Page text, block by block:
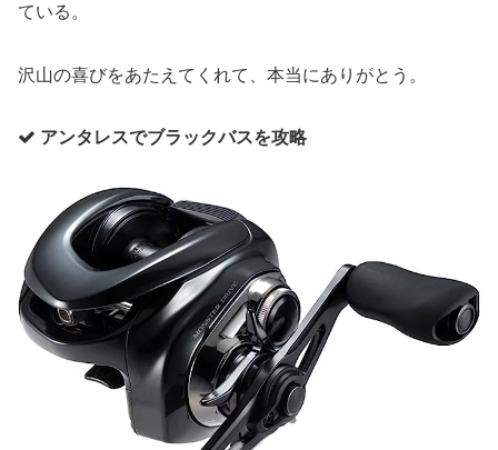
ている。
沢山の喜びをあたえてくれて、本当にありがとう。
アンタレスでブラックバスを攻略